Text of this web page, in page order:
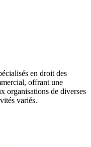
en droit des
offrant une
organisations de diverses
variés.